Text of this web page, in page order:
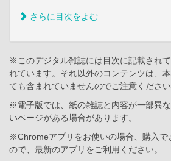
さらに目次をよむ
※このデジタル雑誌には目次に記載され
れています。それ以外のコンテンツは、
ても含まれていませんのでご注意ください
※電子版では、紙の雑誌と内容が一部異
いページがある場合があります。
※Chromeアプリをお使いの場合、購入で
ので、最新のアプリをご利用ください。